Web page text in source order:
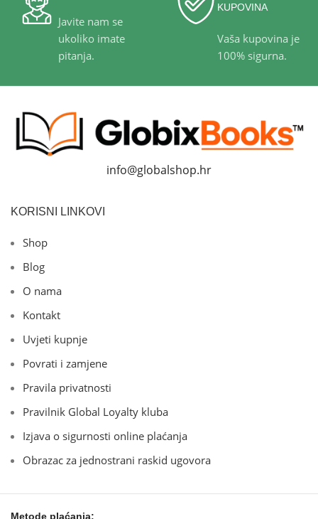
Javite nam se
ukoliko imate
pitanja.
KUPOVINA
Vaša kupovina je
100% sigurna.
info@globalshop.hr
KORISNI LINKOVI
Shop
Blog
O nama
Kontakt
Uvjeti kupnje
Povrati i zamjene
Pravila privatnosti
Pravilnik Global Loyalty kluba
Izjava o sigurnosti online plaćanja
Obrazac za jednostrani raskid ugovora
Metode plaćanja: